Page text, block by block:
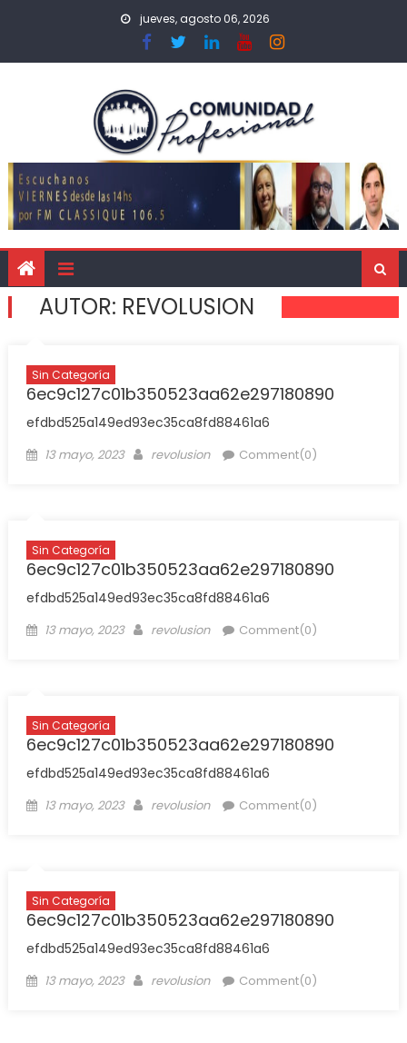
jueves, agosto 06, 2026
AUTOR: REVOLUSION
Sin Categoría
6ec9c127c01b350523aa62e297180890
efdbd525a149ed93ec35ca8fd88461a6
13 mayo, 2023 revolusion Comment(0)
Sin Categoría
6ec9c127c01b350523aa62e297180890
efdbd525a149ed93ec35ca8fd88461a6
13 mayo, 2023 revolusion Comment(0)
Sin Categoría
6ec9c127c01b350523aa62e297180890
efdbd525a149ed93ec35ca8fd88461a6
13 mayo, 2023 revolusion Comment(0)
Sin Categoría
6ec9c127c01b350523aa62e297180890
efdbd525a149ed93ec35ca8fd88461a6
13 mayo, 2023 revolusion Comment(0)